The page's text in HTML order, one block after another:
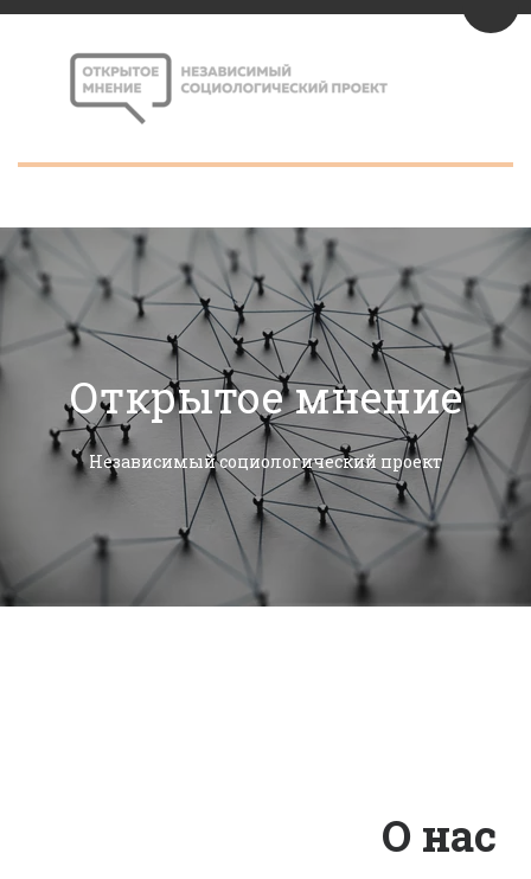
Открытое мнение
Независимый социологический проект
О нас